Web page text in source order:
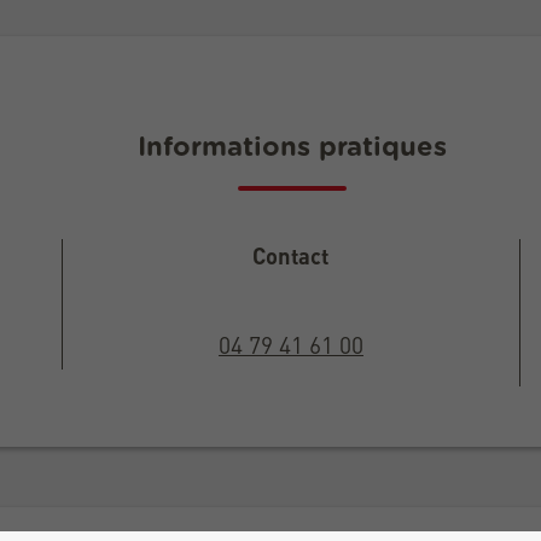
Informations pratiques
Contact
04 79 41 61 00